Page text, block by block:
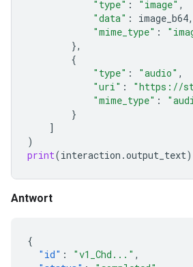
"type" : "image" ,
"data" : image_b64,
"mime_type" :
},
{
"type" : "audio" ,
"uri" :
"https://
"mime_type" :
}
]
)
print(interaction .output_text)
Antwort
{
"id" : "v1_Chd..." ,